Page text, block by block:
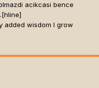
acikcasi bence
added wisdom I grow